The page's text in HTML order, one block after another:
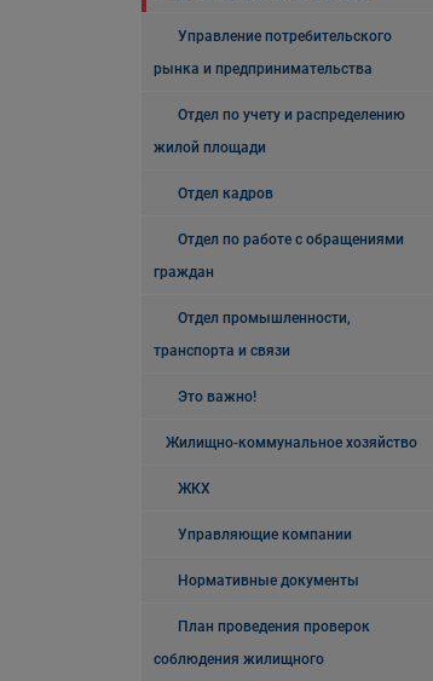
Управление потребительского
рынка и предпринимательства
Отдел по учету и распределению
жилой площади
Отдел кадров
Отдел по работе с обращениями
граждан
Отдел промышленности,
транспорта и связи
Это важно!
Жилищно-коммунальное хозяйство
ЖКХ
Управляющие компании
Нормативные документы
План проведения проверок
соблюдения жилищного